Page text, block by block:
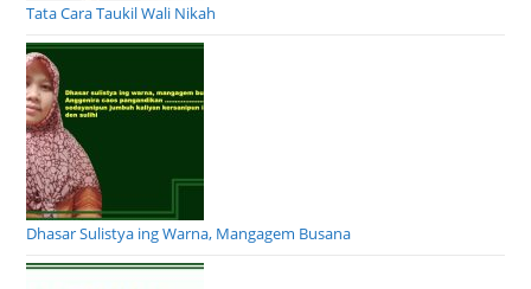
Tata Cara Taukil Wali Nikah
Dhasar Sulistya ing Warna, Mangagem Busana